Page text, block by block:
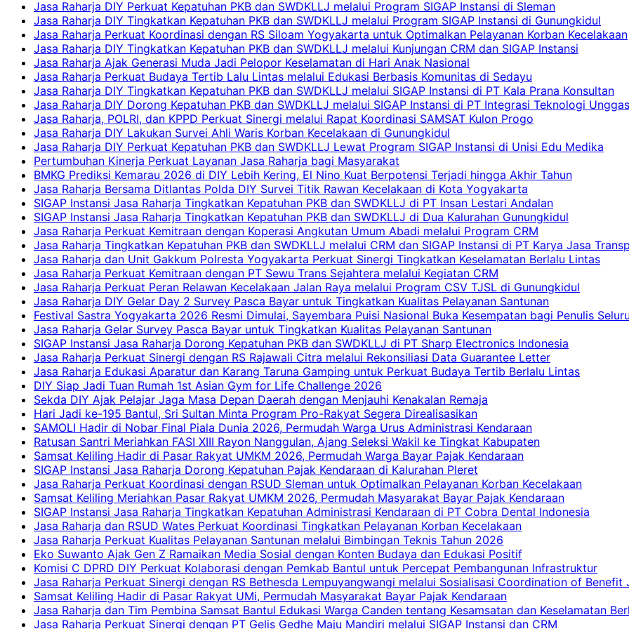
Jasa Raharja DIY Perkuat Kepatuhan PKB dan SWDKLLJ melalui Program SIGAP Instansi di Sleman
Jasa Raharja DIY Tingkatkan Kepatuhan PKB dan SWDKLLJ melalui Program SIGAP Instansi di Gunungkidul
Jasa Raharja Perkuat Koordinasi dengan RS Siloam Yogyakarta untuk Optimalkan Pelayanan Korban Kecelakaan
Jasa Raharja DIY Tingkatkan Kepatuhan PKB dan SWDKLLJ melalui Kunjungan CRM dan SIGAP Instansi
Jasa Raharja Ajak Generasi Muda Jadi Pelopor Keselamatan di Hari Anak Nasional
Jasa Raharja Perkuat Budaya Tertib Lalu Lintas melalui Edukasi Berbasis Komunitas di Sedayu
Jasa Raharja DIY Tingkatkan Kepatuhan PKB dan SWDKLLJ melalui SIGAP Instansi di PT Kala Prana Konsultan
Jasa Raharja DIY Dorong Kepatuhan PKB dan SWDKLLJ melalui SIGAP Instansi di PT Integrasi Teknologi Unggas
Jasa Raharja, POLRI, dan KPPD Perkuat Sinergi melalui Rapat Koordinasi SAMSAT Kulon Progo
Jasa Raharja DIY Lakukan Survei Ahli Waris Korban Kecelakaan di Gunungkidul
Jasa Raharja DIY Perkuat Kepatuhan PKB dan SWDKLLJ Lewat Program SIGAP Instansi di Unisi Edu Medika
Pertumbuhan Kinerja Perkuat Layanan Jasa Raharja bagi Masyarakat
BMKG Prediksi Kemarau 2026 di DIY Lebih Kering, El Nino Kuat Berpotensi Terjadi hingga Akhir Tahun
Jasa Raharja Bersama Ditlantas Polda DIY Survei Titik Rawan Kecelakaan di Kota Yogyakarta
SIGAP Instansi Jasa Raharja Tingkatkan Kepatuhan PKB dan SWDKLLJ di PT Insan Lestari Andalan
SIGAP Instansi Jasa Raharja Tingkatkan Kepatuhan PKB dan SWDKLLJ di Dua Kalurahan Gunungkidul
Jasa Raharja Perkuat Kemitraan dengan Koperasi Angkutan Umum Abadi melalui Program CRM
Jasa Raharja Tingkatkan Kepatuhan PKB dan SWDKLLJ melalui CRM dan SIGAP Instansi di PT Karya Jasa
Jasa Raharja dan Unit Gakkum Polresta Yogyakarta Perkuat Sinergi Tingkatkan Keselamatan Berlalu Lintas
Jasa Raharja Perkuat Kemitraan dengan PT Sewu Trans Sejahtera melalui Kegiatan CRM
Jasa Raharja Perkuat Peran Relawan Kecelakaan Jalan Raya melalui Program CSV TJSL di Gunungkidul
Jasa Raharja DIY Gelar Day 2 Survey Pasca Bayar untuk Tingkatkan Kualitas Pelayanan Santunan
Festival Sastra Yogyakarta 2026 Resmi Dimulai, Sayembara Puisi Nasional Buka Kesempatan bagi Penulis
Jasa Raharja Gelar Survey Pasca Bayar untuk Tingkatkan Kualitas Pelayanan Santunan
SIGAP Instansi Jasa Raharja Dorong Kepatuhan PKB dan SWDKLLJ di PT Sharp Electronics Indonesia
Jasa Raharja Perkuat Sinergi dengan RS Rajawali Citra melalui Rekonsiliasi Data Guarantee Letter
Jasa Raharja Edukasi Aparatur dan Karang Taruna Gamping untuk Perkuat Budaya Tertib Berlalu Lintas
DIY Siap Jadi Tuan Rumah 1st Asian Gym for Life Challenge 2026
Sekda DIY Ajak Pelajar Jaga Masa Depan Daerah dengan Menjauhi Kenakalan Remaja
Hari Jadi ke-195 Bantul, Sri Sultan Minta Program Pro-Rakyat Segera Direalisasikan
SAMOLI Hadir di Nobar Final Piala Dunia 2026, Permudah Warga Urus Administrasi Kendaraan
Ratusan Santri Meriahkan FASI XIII Rayon Nanggulan, Ajang Seleksi Wakil ke Tingkat Kabupaten
Samsat Keliling Hadir di Pasar Rakyat UMKM 2026, Permudah Warga Bayar Pajak Kendaraan
SIGAP Instansi Jasa Raharja Dorong Kepatuhan Pajak Kendaraan di Kalurahan Pleret
Jasa Raharja Perkuat Koordinasi dengan RSUD Sleman untuk Optimalkan Pelayanan Korban Kecelakaan
Samsat Keliling Meriahkan Pasar Rakyat UMKM 2026, Permudah Masyarakat Bayar Pajak Kendaraan
SIGAP Instansi Jasa Raharja Tingkatkan Kepatuhan Administrasi Kendaraan di PT Cobra Dental Indonesia
Jasa Raharja dan RSUD Wates Perkuat Koordinasi Tingkatkan Pelayanan Korban Kecelakaan
Jasa Raharja Perkuat Kualitas Pelayanan Santunan melalui Bimbingan Teknis Tahun 2026
Eko Suwanto Ajak Gen Z Ramaikan Media Sosial dengan Konten Budaya dan Edukasi Positif
Komisi C DPRD DIY Perkuat Kolaborasi dengan Pemkab Bantul untuk Percepat Pembangunan Infrastruktur
Jasa Raharja Perkuat Sinergi dengan RS Bethesda Lempuyangwangi melalui Sosialisasi Coordination of Benefit
Samsat Keliling Hadir di Pasar Rakyat UMi, Permudah Masyarakat Bayar Pajak Kendaraan
Jasa Raharja dan Tim Pembina Samsat Bantul Edukasi Warga Canden tentang Kesamsatan dan Keselamatan
Jasa Raharja Perkuat Sinergi dengan PT Gelis Gedhe Maju Mandiri melalui SIGAP Instansi dan CRM